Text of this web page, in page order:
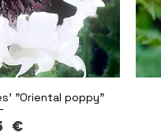
"Oriental poppy"
€